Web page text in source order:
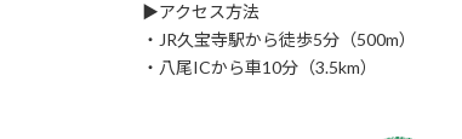
▶アクセス方法
・JR久宝寺駅から徒歩5分（500m）
・八尾ICから車10分（3.5km）